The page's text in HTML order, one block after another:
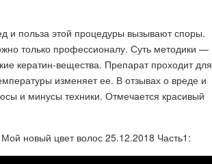
и польза этой процедуры вызывают споры.
только профессионалу. Суть методики —
кератин-вещества. Препарат проходит для
изменяет ее. В отзывах о вреде и
и минусы техники. Отмечается красивый
новый цвет волос 25.12.2018 Часть1: